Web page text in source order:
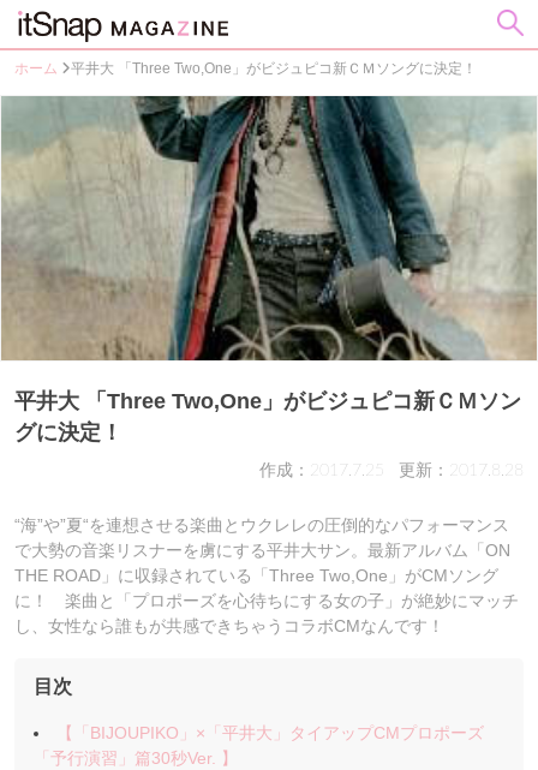
ホーム 平井大 「Three Two,One」がビジュピコ新ＣＭソングに決定！
平井大 「Three Two,One」がビジュピコ新ＣＭソン
グに決定！
作成：2017.7.25 更新：2017.8.28
“海”や”夏“を連想させる楽曲とウクレレの圧倒的なパフォーマンス
で大勢の音楽リスナーを虜にする平井大サン。最新アルバム「ON
THE ROAD」に収録されている「Three Two,One」がCMソング
に！ 楽曲と「プロポーズを心待ちにする女の子」が絶妙にマッチ
し、女性なら誰もが共感できちゃうコラボCMなんです！
目次
【「BIJOUPIKO」×「平井大」タイアップCMプロポーズ
「予行演習」篇30秒Ver. 】